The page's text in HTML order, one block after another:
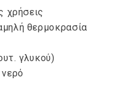
χρήσεις
θερμοκρασία
γλυκού)